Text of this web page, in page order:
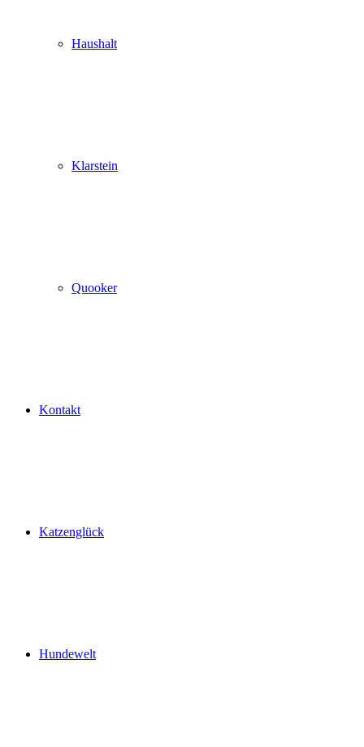
Haushalt
Klarstein
Quooker
Kontakt
Katzenglück
Hundewelt